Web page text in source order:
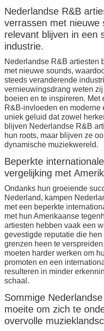
Nederlandse R&B
verrassen met nieuwe
relevant blijven in een
industrie.
Nederlandse R&B artiesten
met nieuwe sounds,
steeds veranderende
vernieuwingsdrang weten
boeien en te inspireren.
R&B-invloeden en moderne
uniek geluid dat zowel
blijven Nederlandse R&B
hun roots, maar blijven ze
dynamische muziekwereld.
Beperkte
vergelijking met
Ondanks hun groeiende
Nederland, kampen
met een beperkte
met hun Amerikaanse
artiesten hebben vaak een
gevestigde reputatie die
grenzen heen te
moeten harder werken om
promoten en een
resulteren in minder
schaal.
Sommige
moeite om zich te
overvolle